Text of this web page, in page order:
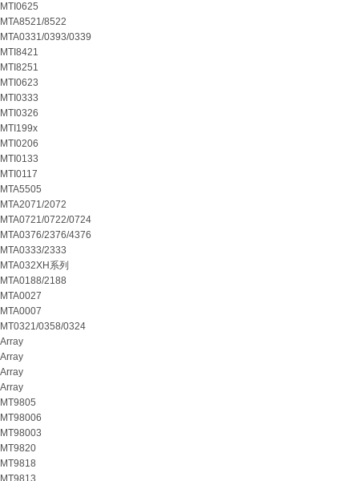
MTI0625
MTA8521/8522
MTA0331/0393/0339
MTI8421
MTI8251
MTI0623
MTI0333
MTI0326
MTI199x
MTI0206
MTI0133
MTI0117
MTA5505
MTA2071/2072
MTA0721/0722/0724
MTA0376/2376/4376
MTA0333/2333
MTA032XH系列
MTA0188/2188
MTA0027
MTA0007
MT0321/0358/0324
Array
Array
Array
Array
MT9805
MT98006
MT98003
MT9820
MT9818
MT9813